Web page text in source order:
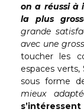
on a réussi à
la plus
grande
avec une
toucher les
espaces
sous forme
mieux